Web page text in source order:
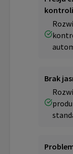
kontroli
Brak